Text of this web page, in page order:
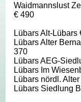
Waidmannslust
€ 490
Lübars Alt-Lübars
Lübars Alter
370
Lübars AEG-
Lübars Im
Lübars nördl.
Lübars Siedlung